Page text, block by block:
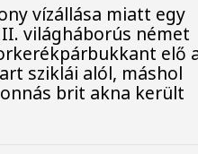
vízállása miatt egy
világháborús német
elő
sziklái alól, máshol
brit akna került